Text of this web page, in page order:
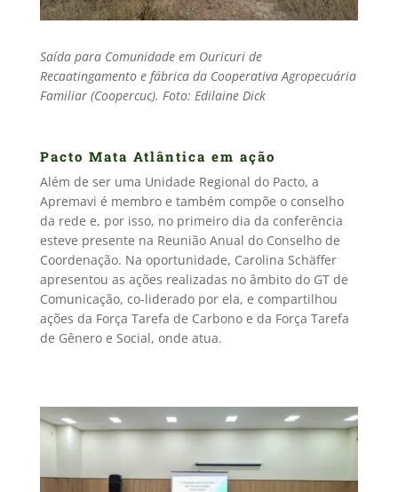
Saída para Comunidade em Ouricuri de
Recaatingamento e fábrica da Cooperativa Agropecuária
Familiar (Coopercuc). Foto: Edilaine Dick
Pacto Mata Atlântica em ação
Além de ser uma Unidade Regional do Pacto, a
Apremavi é membro e também compõe o conselho
da rede e, por isso, no primeiro dia da conferência
esteve presente na Reunião Anual do Conselho de
Coordenação. Na oportunidade, Carolina Schäffer
apresentou as ações realizadas no âmbito do GT de
Comunicação, co-liderado por ela, e compartilhou
ações da Força Tarefa de Carbono e da Força Tarefa
de Gênero e Social, onde atua.